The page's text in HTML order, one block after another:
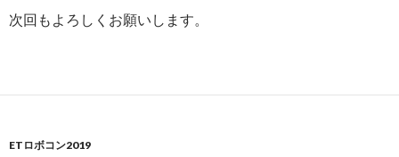
次回もよろしくお願いします。
ETロボコン2019